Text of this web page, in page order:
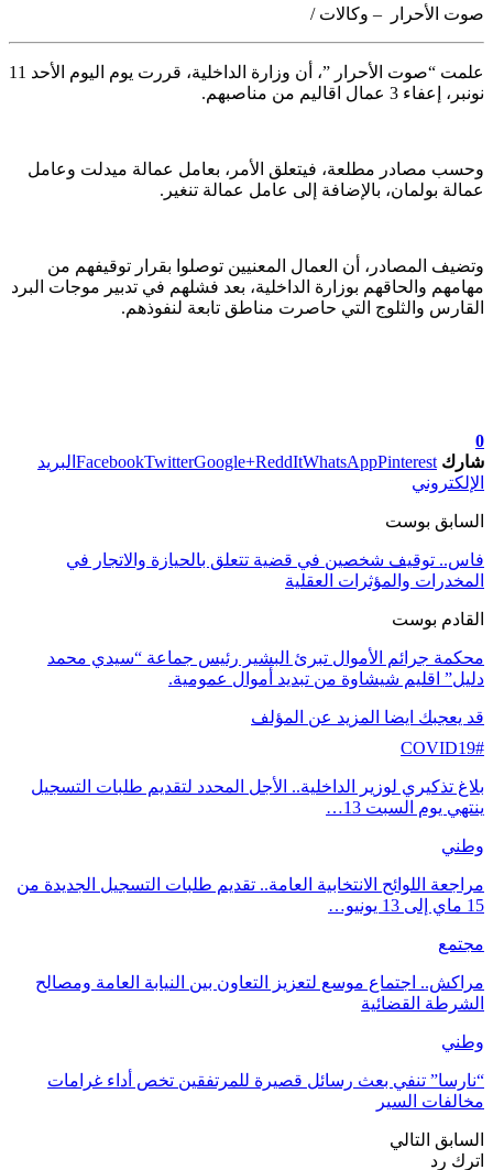
صوت الأحرار – وكالات /
علمت “صوت الأحرار ”، أن وزارة الداخلية، قررت يوم اليوم الأحد 11
نونبر، إعفاء 3 عمال اقاليم من مناصبهم.
وحسب مصادر مطلعة، فيتعلق الأمر، بعامل عمالة ميدلت وعامل
عمالة بولمان، بالإضافة إلى عامل عمالة تنغير.
وتضيف المصادر، أن العمال المعنيين توصلوا بقرار توقيفهم من
مهامهم والحاقهم بوزارة الداخلية، بعد فشلهم في تدبير موجات البرد
القارس والثلوج التي حاصرت مناطق تابعة لنفوذهم.
0
شارك
FacebookTwitterGoogle+ReddItWhatsAppPinterest
البريد
الإلكتروني
السابق بوست
فاس.. توقيف شخصين في قضية تتعلق بالحيازة والاتجار في
المخدرات والمؤثرات العقلية
القادم بوست
محكمة جرائم الأموال تبرئ البشير رئيس جماعة “سيدي محمد
دليل” اقليم شيشاوة من تبديد أموال عمومية.
قد يعجبك ايضا المزيد عن المؤلف
COVID19#
بلاغ تذكيري لوزير الداخلية.. الأجل المحدد لتقديم طلبات التسجيل
ينتهي يوم السبت 13…
وطني
مراجعة اللوائح الانتخابية العامة.. تقديم طلبات التسجيل الجديدة من
15 ماي إلى 13 يونيو…
مجتمع
مراكش.. اجتماع موسع لتعزيز التعاون بين النيابة العامة ومصالح
الشرطة القضائية
وطني
“نارسا” تنفي بعث رسائل قصيرة للمرتفقين تخص أداء غرامات
مخالفات السير
السابق التالي
اترك رد